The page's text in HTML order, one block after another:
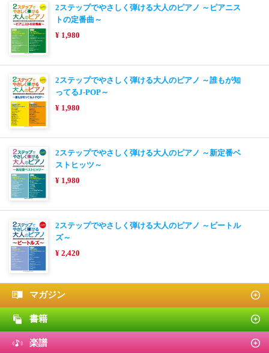
2ステップでやさしく弾ける大人のピアノ ～ピアニス
トの定番曲～
¥ 1,980
2ステップでやさしく弾ける大人のピアノ ～誰もが知
ってるJ-POP～
¥ 1,980
2ステップでやさしく弾ける大人のピアノ ～新定番ベ
ストヒッツ～
¥ 1,980
2ステップでやさしく弾ける大人のピアノ ～ビートル
ズ～
¥ 2,420
マガジン
書籍
楽譜